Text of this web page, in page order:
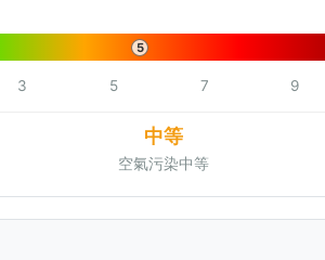
5
3 5 7 9
中等
空氣污染中等